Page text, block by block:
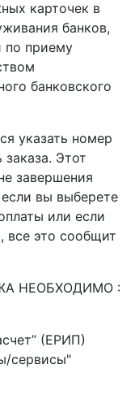
карточек в
банков,
по приему
банковского
указать номер
Этот
завершения
вы выберете
или если
все это сообщит
НЕОБХОДИМО :
(ЕРИП)
сервисы"